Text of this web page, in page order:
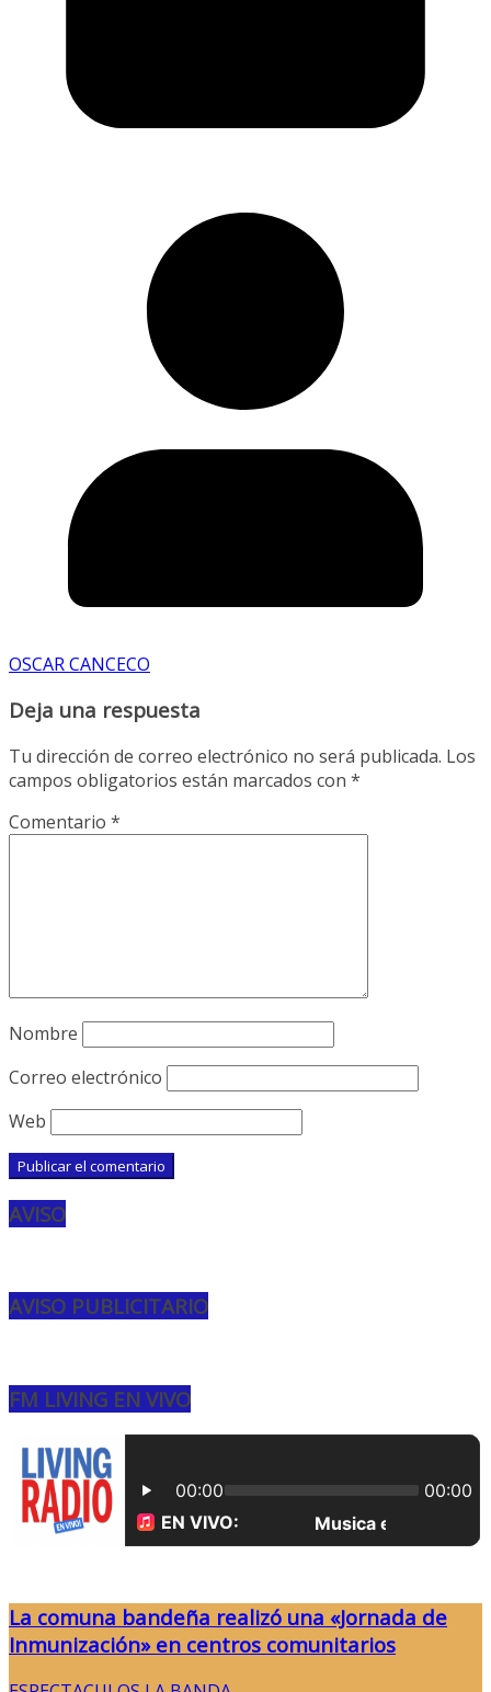
OSCAR CANCECO
Deja una respuesta
Tu dirección de correo electrónico no será publicada. Los
campos obligatorios están marcados con *
Comentario *
Nombre
Correo electrónico
Web
AVISO
AVISO PUBLICITARIO
FM LIVING EN VIVO
La comuna bandeña realizó una «Jornada de
Inmunización» en centros comunitarios